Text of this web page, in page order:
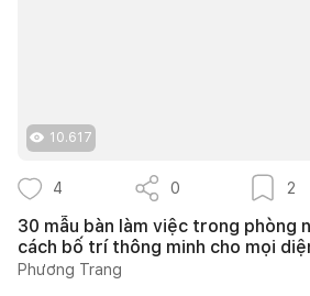
10.617
4 0 2
30 mẫu bàn làm việc trong phòng
cách bố trí thông minh cho mọi
Phương Trang